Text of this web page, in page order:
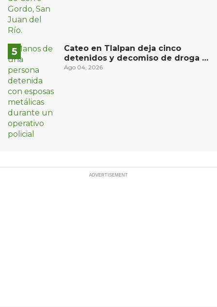
Cateo en Tlalpan deja cinco
detenidos y decomiso de droga y
un arma
Ago 04, 2026